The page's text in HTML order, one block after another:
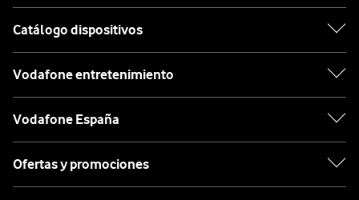
Catálogo dispositivos
Vodafone entretenimiento
Vodafone España
Ofertas y promociones